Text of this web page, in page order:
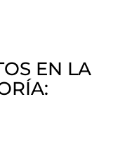
EN LA